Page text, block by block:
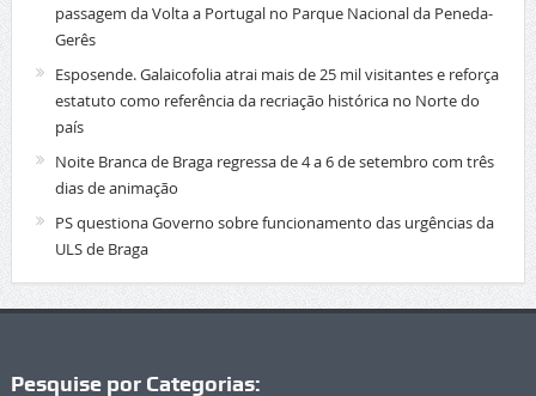
passagem da Volta a Portugal no Parque Nacional da Peneda-
Gerês
Esposende. Galaicofolia atrai mais de 25 mil visitantes e reforça
estatuto como referência da recriação histórica no Norte do
país
Noite Branca de Braga regressa de 4 a 6 de setembro com três
dias de animação
PS questiona Governo sobre funcionamento das urgências da
ULS de Braga
Pesquise por Categorias: